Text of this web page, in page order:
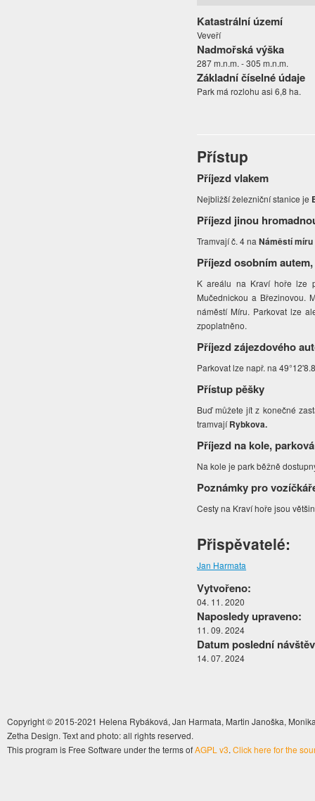
Katastrální území
Veveří
Nadmořská výška
287 m.n.m. - 305 m.n.m.
Základní číselné údaje
Park má rozlohu asi 6,8 ha.
Přístup
Příjezd vlakem
Nejbližší železniční stanice je
Příjezd jinou
Tramvají č. 4 naNáměstí míru
Příjezd osobním
K areálu na Kraví hoře lze
Mučednickou a Březinovou.
náměstí Míru. Parkovat lze
zpoplatněno.
Příjezd zájezdového
Parkovat lze např. na
Přístup pěšky
Buď můžete jít z konečné
tramvajíRybkova.
Příjezd na kole,
Na kole je park běžně
Poznámky pro
Cesty na Kraví hoře jsou
Přispěvatelé:
Jan Harmata
Vytvořeno:
04. 11. 2020
Naposledy upraveno:
11. 09. 2024
Datum poslední
14. 07. 2024
Copyright © 2015-2021 Helena Rybáková, Jan Harmata, Martin Janoška,
Zetha Design. Text and photo: all rights reserved.
This program is Free Software under the terms ofAGPL v3. Click here for the